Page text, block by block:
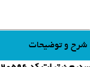
شرح و توضیحات